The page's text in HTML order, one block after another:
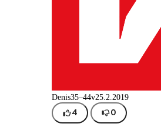
Denis35–44v25.2.2019
4 0